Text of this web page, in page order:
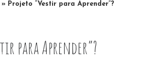
» Projeto “Vestir para Aprender”?
para Aprender”?